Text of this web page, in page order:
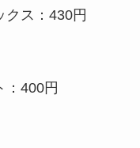
クス：430円
：400円